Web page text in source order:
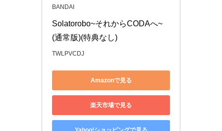
BANDAI
Solatorobo~それからCODAへ~
(通常版)(特典なし)
TWLPVCDJ
Amazonで見る
楽天市場で見る